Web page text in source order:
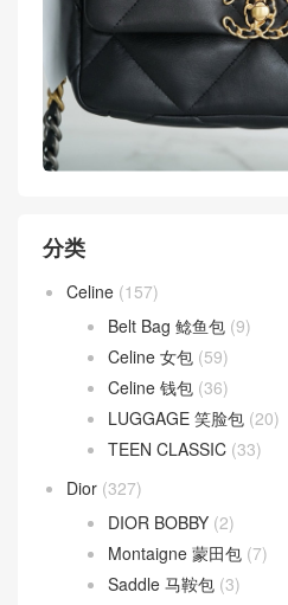
分类
Celine (157)
Belt Bag 鲶鱼包 (9)
Celine 女包 (59)
Celine 钱包 (36)
LUGGAGE 笑脸包 (20)
TEEN CLASSIC (33)
Dior (327)
DIOR BOBBY (2)
Montaigne 蒙田包 (7)
Saddle 马鞍包 (3)